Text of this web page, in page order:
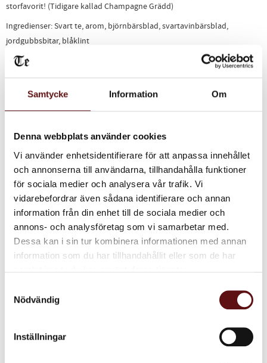
Samtycke Information Om
Denna webbplats använder cookies
Vi använder enhetsidentifierare för att anpassa innehållet
och annonserna till användarna, tillhandahålla funktioner
för sociala medier och analysera vår trafik. Vi
vidarebefordrar även sådana identifierare och annan
information från din enhet till de sociala medier och
annons- och analysföretag som vi samarbetar med.
Dessa kan i sin tur kombinera informationen med annan
information som du har tillhandahållit eller som de har
Nödvändig
Inställningar
storfavorit! (Tidigare kallad Champagne Grädd)
Ingredienser: Svart te, arom, björnbärsblad, svartavinbärsblad,
jordgubbsbitar, blåklint
Relaterade produkter
Bubbel & Bär,
rooibos te
Ett rooibos te med ​jordgubbe,
Bubbel & Bär, grönt
te
Grönt te med ​jordgubbe, vanilj,